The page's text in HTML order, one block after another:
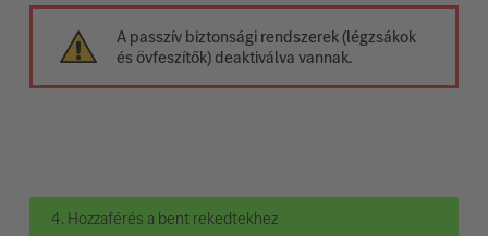
A passzív biztonsági rendszerek (légzsákok
és övfeszítők) deaktiválva vannak.
4. Hozzaférés a bent rekedtekhez